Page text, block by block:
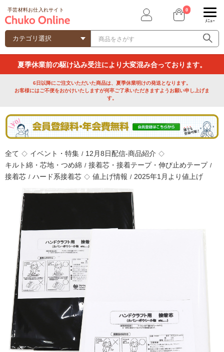
夏季休業前の駆け込み受注により大変混み合っております。
6日以降にご注文いただいた商品は、夏季休業明けの発送となります。
お客様にはご不便をおかけいたしますが何卒ご了承いただきますようお願い申し上げま
す。
全て ◇ イベント・特集 / 12月8日配信-商品紹介 ◇
キルト綿・芯地・つめ綿 / 接着芯・接着テープ・伸び止めテープ /
接着芯 / ハード系接着芯 ◇ 値上げ情報 / 2025年1月より値上げ
手芸材料お仕入れサイト 0
ﾒﾆｭｰ